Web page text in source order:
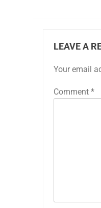
LEAVE A
Your email
Comment *